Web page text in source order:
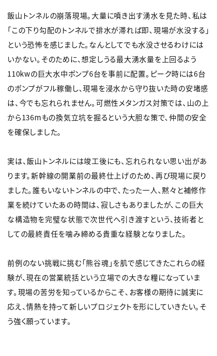
飯山トンネルの崩落現場。大量に噴き出す湧水を見た時、私は
「この下り勾配のトンネルで排水が滞れば即、現場が水没する」
という恐怖を感じました。なんとしてでも水没させるわけには
いかない。そのために、想定しうる最大湧水量を上回るよう
110kwの巨大水中ポンプ6台を事前に配置。ピーク時には6台
のポンプがフル稼働し、現場を浸水から守り抜いた時の安堵感
は、今でも忘れられません。可燃性メタンガス対策では、山の上
から136mもの換気立坑を掘るという大胆な策で、仲間の安全
を確保しました。
実は、飯山トンネルには竣工後にも、忘れられない思い出があ
ります。新幹線の開業前の最終仕上げのため、再び現場に戻り
ました。誰もいないトンネルの中で、たった一人、黙々と補修作
業を続けていたあの時間は、寂しさもありましたが、この巨大
な構造物を完璧な状態で次世代へ引き渡すという、技術者と
しての最終責任を噛み締める貴重な経験となりました。
前例のない挑戦に挑む「熊谷魂」を肌で感じてきたこれらの経
験が、現在の営業統括という立場での大きな糧になっていま
す。現場の苦労を知っているからこそ、お客様の期待に誠実に
応え、情熱を持って新しいプロジェクトを形にしていきたい。そ
う強く願っています。